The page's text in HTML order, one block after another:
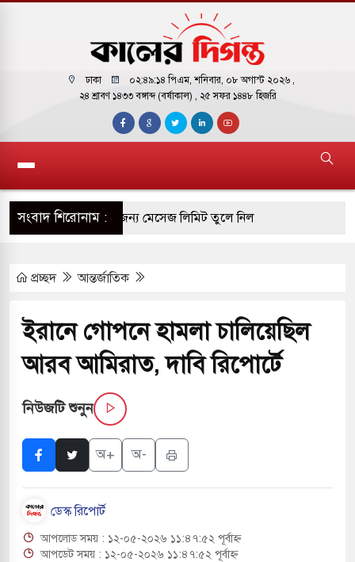
ঢাকা ০২:৪৯:১৫ পিএম, শনিবার, ০৮ অগাস্ট ২০২৬ ,
২৪ শ্রাবণ ১৪৩৩ বঙ্গাব্দ (বর্ষাকাল) , ২৫ সফর ১৪৪৮ হিজরি
সংবাদ শিরোনাম :
ফ্রি ব্যবহারকারীদের জন্য মেসেজ লিমিট তুলে নিল
হাইকমিশনারের বাসভবনে আগুন, আইসিইউতে
হয়ে আসছে ‘স্পেশাল রেসপন্স ব্যাটালিয়ন
মুখোমুখি সংঘর্ষে ৯ জন নিহত
৬ শ্রমিক নিহত, আহত ১৫
নিয়ন্ত্রণে দেড় হাজার মসজিদ থেকে মাইক
গুলিতে শিক্ষক নিহত, হামলাকারীর আত্মহত্যা
প্রচ্ছদ আন্তর্জাতিক
ইরানে গোপনে হামলা চালিয়েছিল
আরব আমিরাত, দাবি রিপোর্টে
নিউজটি শুনুন
অ+ অ-
ডেস্ক রিপোর্ট
আপলোড সময় : ১২-০৫-২০২৬ ১১:৪৭:৫২ পূর্বাহ্ন
আপডেট সময় : ১২-০৫-২০২৬ ১১:৪৭:৫২ পূর্বাহ্ন